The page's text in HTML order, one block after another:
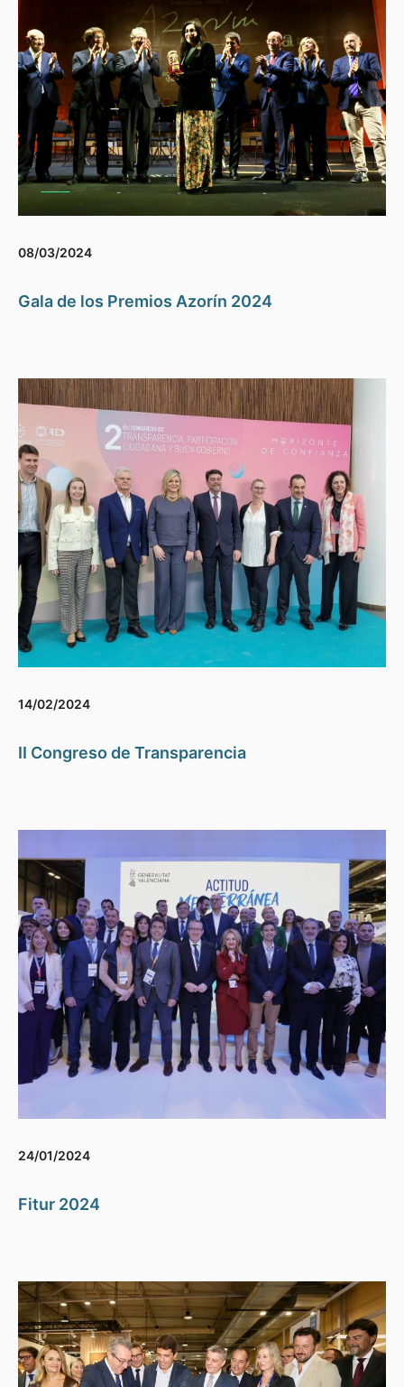
08/03/2024
Gala de los Premios Azorín 2024
14/02/2024
II Congreso de Transparencia
24/01/2024
Fitur 2024